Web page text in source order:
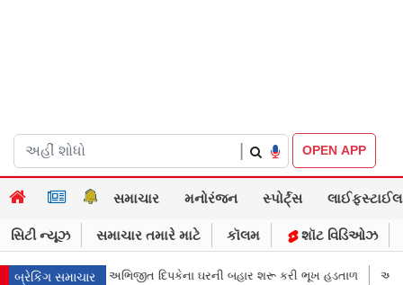
OPEN APP
સમાચાર મનોરંજન સ્પોર્ટ્સ લાઈફસ્ટાઈલ
સિટી ન્યૂઝ સમાચાર તમારે માટે કૉલમ શૉટ વિડિઓઝ
બ્રેકિંગ સમાચાર
ઘરની બહાર શરૂ કરી ભૂખ હડતાળ અભિજીત દિપકેએ CJPની નવી નીતિ